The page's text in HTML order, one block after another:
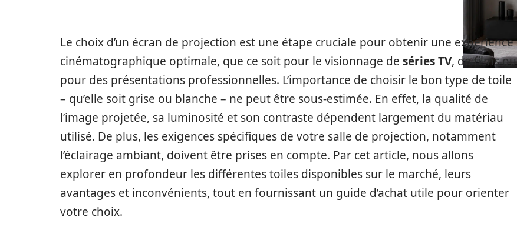
Le choix d’un écran de projection est une étape cruciale pour obtenir une expérience
cinématographique optimale, que ce soit pour le visionnage de séries TV, de films ou
pour des présentations professionnelles. L’importance de choisir le bon type de toile
– qu’elle soit grise ou blanche – ne peut être sous-estimée. En effet, la qualité de
l’image projetée, sa luminosité et son contraste dépendent largement du matériau
utilisé. De plus, les exigences spécifiques de votre salle de projection, notamment
l’éclairage ambiant, doivent être prises en compte. Par cet article, nous allons
explorer en profondeur les différentes toiles disponibles sur le marché, leurs
avantages et inconvénients, tout en fournissant un guide d’achat utile pour orienter
votre choix.